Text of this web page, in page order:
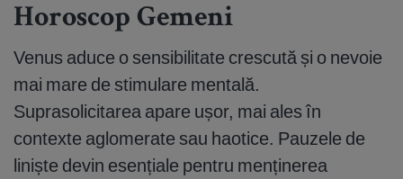
Horoscop Gemeni
Venus aduce o sensibilitate crescută și o nevoie
mai mare de stimulare mentală.
Suprasolicitarea apare ușor, mai ales în
contexte aglomerate sau haotice. Pauzele de
liniște devin esențiale pentru menținerea